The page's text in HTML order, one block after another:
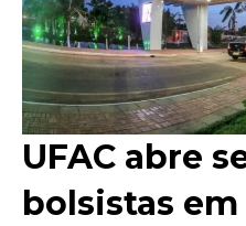
UFAC abre
bolsistas